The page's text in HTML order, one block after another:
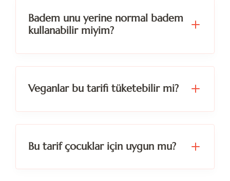
Badem unu yerine normal badem
kullanabilir miyim?
Veganlar bu tarifi tüketebilir mi?
Bu tarif çocuklar için uygun mu?